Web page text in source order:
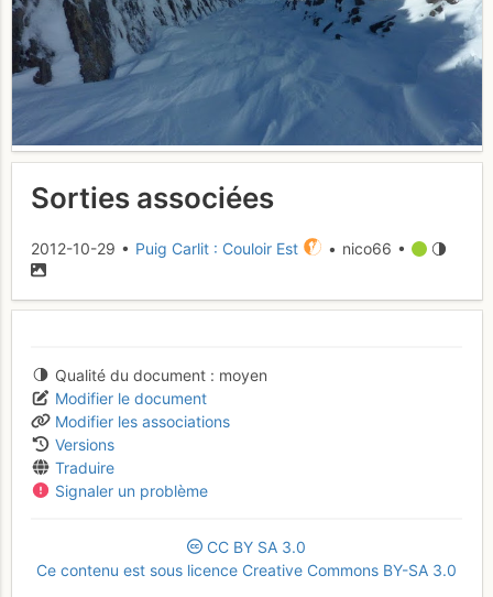
Sorties associées
2012-10-29 • Puig Carlit : Couloir Est • nico66 •
Qualité du document
moyen
Modifier le document
Modifier les associations
Versions
Traduire
Signaler un problème
CC BY SA 3.0
Ce contenu est sous licence Creative Commons BY-SA 3.0